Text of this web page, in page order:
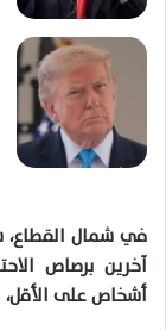
أشخاص على الأقل،